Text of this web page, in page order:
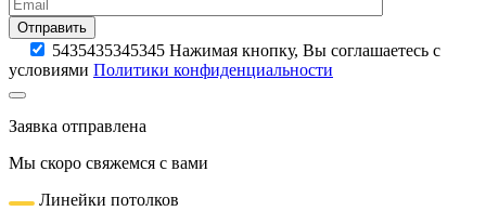
Отправить
5435435345345 Нажимая кнопку, Вы соглашаетесь с
условиями Политики конфиденциальности
Заявка отправлена
Мы скоро свяжемся с вами
Линейки потолков